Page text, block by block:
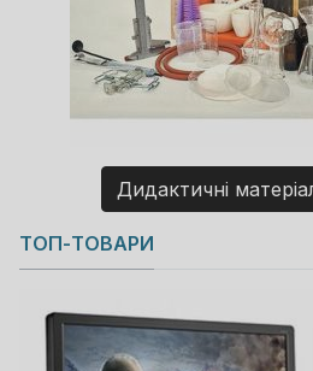
Дидактичні
Copyright MAXXmarketing
JoomShopping Download &
ТОП-ТОВАРИ